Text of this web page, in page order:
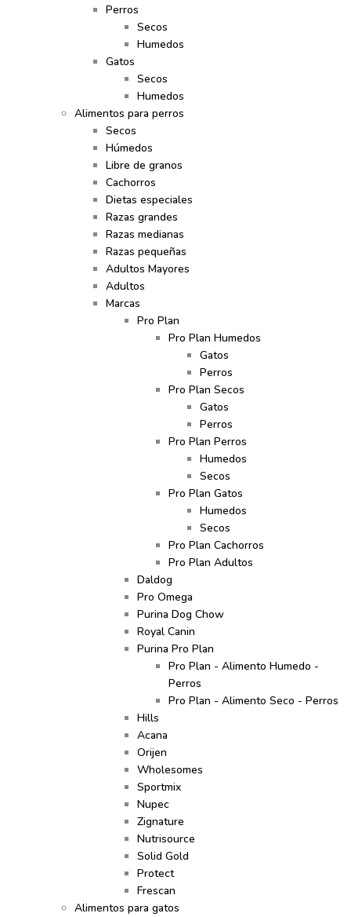
Perros
Secos
Humedos
Gatos
Secos
Humedos
Alimentos para perros
Secos
Húmedos
Libre de granos
Cachorros
Dietas especiales
Razas grandes
Razas medianas
Razas pequeñas
Adultos Mayores
Adultos
Marcas
Pro Plan
Pro Plan Humedos
Gatos
Perros
Pro Plan Secos
Gatos
Perros
Pro Plan Perros
Humedos
Secos
Pro Plan Gatos
Humedos
Secos
Pro Plan Cachorros
Pro Plan Adultos
Daldog
Pro Omega
Purina Dog Chow
Royal Canin
Purina Pro Plan
Pro Plan - Alimento Humedo -
Perros
Pro Plan - Alimento Seco - Perros
Hills
Acana
Orijen
Wholesomes
Sportmix
Nupec
Zignature
Nutrisource
Solid Gold
Protect
Frescan
Alimentos para gatos